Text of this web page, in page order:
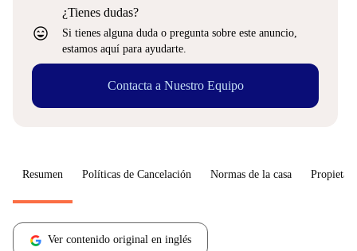
sentiment_very_satisfied
¿Tienes dudas?
Si tienes alguna duda o pregunta sobre este anuncio,
estamos aquí para ayudarte.
Contacta a Nuestro Equipo
Resumen Políticas de Cancelación Normas de la casa
Ver contenido original en inglés